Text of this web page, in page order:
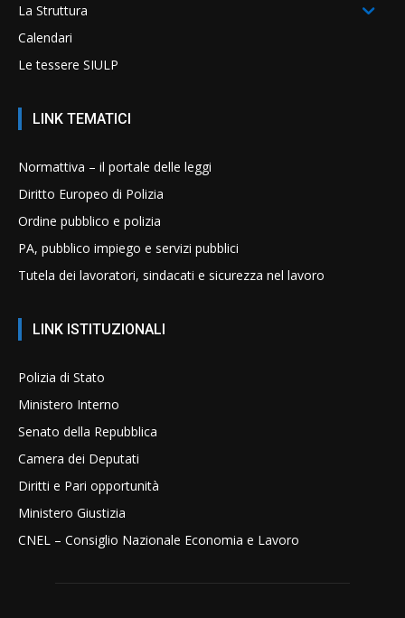
La Struttura
Calendari
Le tessere SIULP
LINK TEMATICI
Normattiva – il portale delle leggi
Diritto Europeo di Polizia
Ordine pubblico e polizia
PA, pubblico impiego e servizi pubblici
Tutela dei lavoratori, sindacati e sicurezza nel lavoro
LINK ISTITUZIONALI
Polizia di Stato
Ministero Interno
Senato della Repubblica
Camera dei Deputati
Diritti e Pari opportunità
Ministero Giustizia
CNEL – Consiglio Nazionale Economia e Lavoro